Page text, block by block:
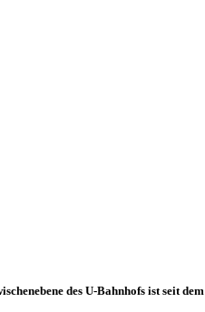
des U-Bahnhofs ist seit